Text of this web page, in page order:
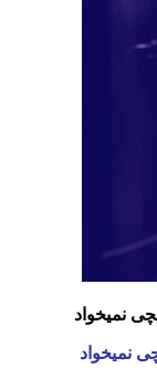
نمیخواد
نمیخواد